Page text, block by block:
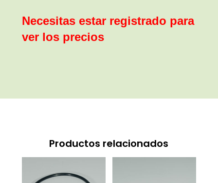
Necesitas estar registrado para
ver los precios
Productos relacionados